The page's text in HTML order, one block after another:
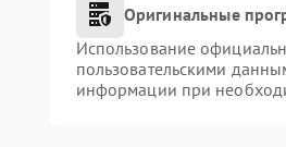
Оригинальные
Использование
пользовательскими
информации при